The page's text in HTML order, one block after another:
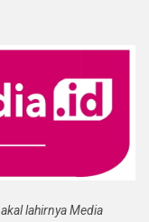
lahirnya Media